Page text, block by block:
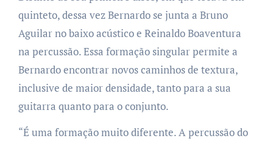
quinteto, dessa vez Bernardo se junta a Bruno
Aguilar no baixo acústico e Reinaldo Boaventura
na percussão. Essa formação singular permite a
Bernardo encontrar novos caminhos de textura,
inclusive de maior densidade, tanto para a sua
guitarra quanto para o conjunto.
“É uma formação muito diferente. A percussão do